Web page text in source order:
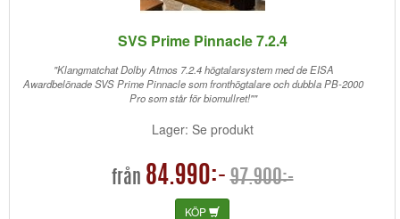
SVS Prime Pinnacle 7.2.4
"Klangmatchat Dolby Atmos 7.2.4 högtalarsystem med de EISA
Awardbelönade SVS Prime Pinnacle som fronthögtalare och dubbla PB-2000
Pro som står för biomullret!""
Lager: Se produkt
från 84.990:- 97.900:-
KÖP